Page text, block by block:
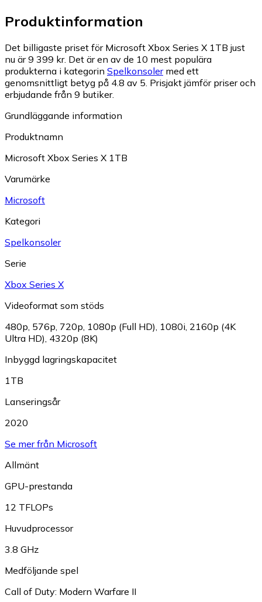
Produktinformation
Det billigaste priset för Microsoft Xbox Series X 1TB just
nu är 9 399 kr. Det är en av de 10 mest populära
produkterna i kategorin Spelkonsolermed ett
genomsnittligt betyg på 4.8 av 5. Prisjakt jämför priser och
erbjudande från 9 butiker.
Grundläggande information
Produktnamn
Microsoft Xbox Series X 1TB
Varumärke
Microsoft
Kategori
Spelkonsoler
Serie
Xbox Series X
Videoformat som stöds
480p, 576p, 720p, 1080p (Full HD), 1080i, 2160p (4K
Ultra HD), 4320p (8K)
Inbyggd lagringskapacitet
1TB
Lanseringsår
2020
Se mer från Microsoft
Allmänt
GPU-prestanda
12 TFLOPs
Huvudprocessor
3.8 GHz
Medföljande spel
Call of Duty: Modern Warfare II